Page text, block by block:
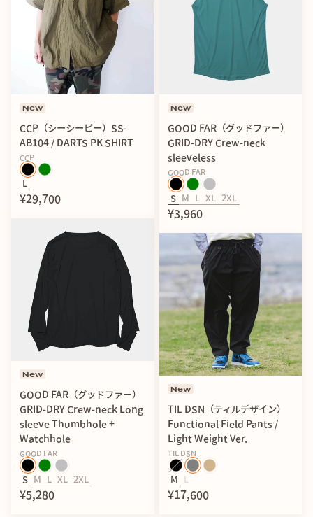
New
CCP（シーシーピー）SS-
AB104 / DARTS PK SHIRT
CCP
L
¥29,700
New
GOOD FAR（グッドファー）
GRID-DRY Crew-neck Long
sleeve Thumbhole +
Watchhole
GOOD FAR
S M L XL 2XL
¥5,280
New
GOOD FAR（グッドファー）
GRID-DRY Crew-neck
sleeveless
GOOD FAR
S M L XL 2XL
¥3,960
New
TIL DSN（ティルデザイン）
Functional Field Pants /
Light Weight Ver.
TIL DSN
M
¥17,600